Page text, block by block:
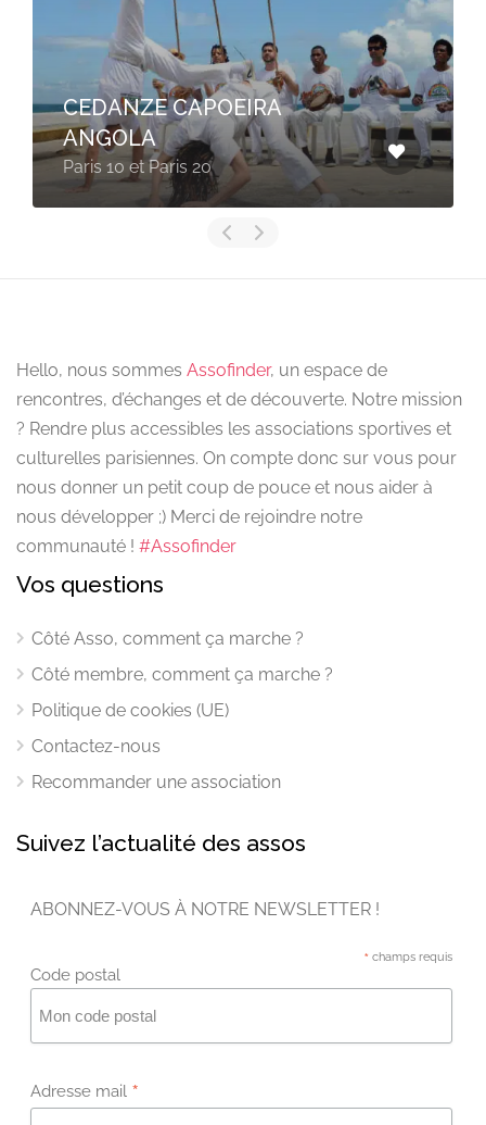
CEDANZE CAPOEIRA
ANGOLA
Paris 10 et Paris 20
Hello, nous sommes Assofinder, un espace de
rencontres, d’échanges et de découverte. Notre mission
? Rendre plus accessibles les associations sportives et
culturelles parisiennes. On compte donc sur vous pour
nous donner un petit coup de pouce et nous aider à
nous développer ;) Merci de rejoindre notre
communauté ! #Assofinder
Vos questions
Côté Asso, comment ça marche ?
Côté membre, comment ça marche ?
Politique de cookies (UE)
Contactez-nous
Recommander une association
Suivez l’actualité des assos
ABONNEZ-VOUS À NOTRE NEWSLETTER !
*champs requis
Code postal
Adresse mail *